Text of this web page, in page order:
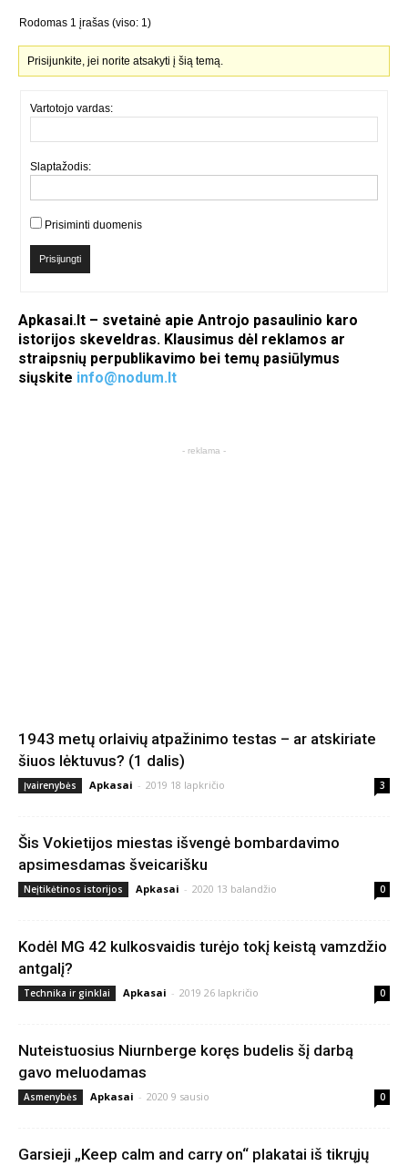
Rodomas 1 įrašas (viso: 1)
Prisijunkite, jei norite atsakyti į šią temą.
Vartotojo vardas:
Slaptažodis:
Prisiminti duomenis
Prisijungti
Apkasai.lt – svetainė apie Antrojo pasaulinio karo
istorijos skeveldras. Klausimus dėl reklamos ar
straipsnių perpublikavimo bei temų pasiūlymus
siųskite info@nodum.lt
- reklama -
1943 metų orlaivių atpažinimo testas – ar atskiriate
šiuos lėktuvus? (1 dalis)
Įvairenybės Apkasai - 2019 18 lapkričio 3
Šis Vokietijos miestas išvengė bombardavimo
apsimesdamas šveicarišku
Neįtikėtinos istorijos Apkasai - 2020 13 balandžio 0
Kodėl MG 42 kulkosvaidis turėjo tokį keistą vamzdžio
antgalį?
Technika ir ginklai Apkasai - 2019 26 lapkričio 0
Nuteistuosius Niurnberge koręs budelis šį darbą
gavo meluodamas
Asmenybės Apkasai - 2020 9 sausio 0
Garsieji „Keep calm and carry on“ plakatai iš tikrųjų